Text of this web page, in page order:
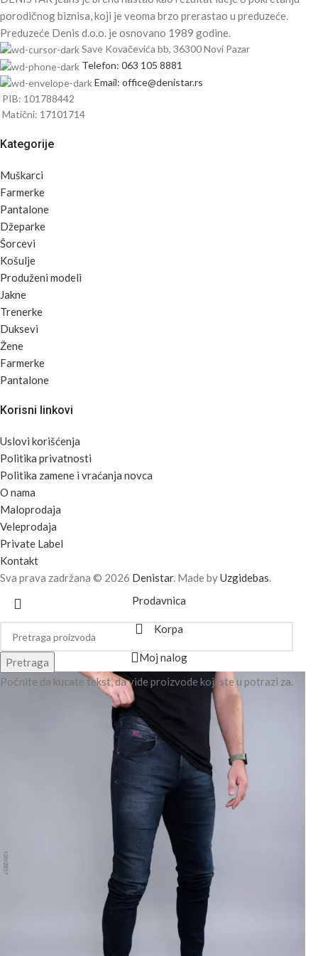
porodičnog biznisa, koji je veoma brzo prerastao u preduzeće.
Preduzeće Denis d.o.o. je osnovano 1989 godine.
Save Kovačevića bb, 36300 Novi Pazar
Telefon: 063 105 8881
Email: office@denistar.rs
PIB: 101788442
Matični: 17101714
Kategorije
Muškarci
Farmerke
Pantalone
Džeparke
Šorcevi
Košulje
Produženi modeli
Jakne
Trenerke
Duksevi
Žene
Farmerke
Pantalone
Korisni linkovi
Uslovi korišćenja
Politika privatnosti
Politika zamene i vraćanja novca
O nama
Maloprodaja
Veleprodaja
Private Label
Kontakt
Sva prava zadržana © 2026 Denistar. Made byUzgidebas.
Pretraga
Počnite da kucate tekst, da vide proizvode koji ste u potrazi za.
Prodavnica
Korpa
Moj nalog